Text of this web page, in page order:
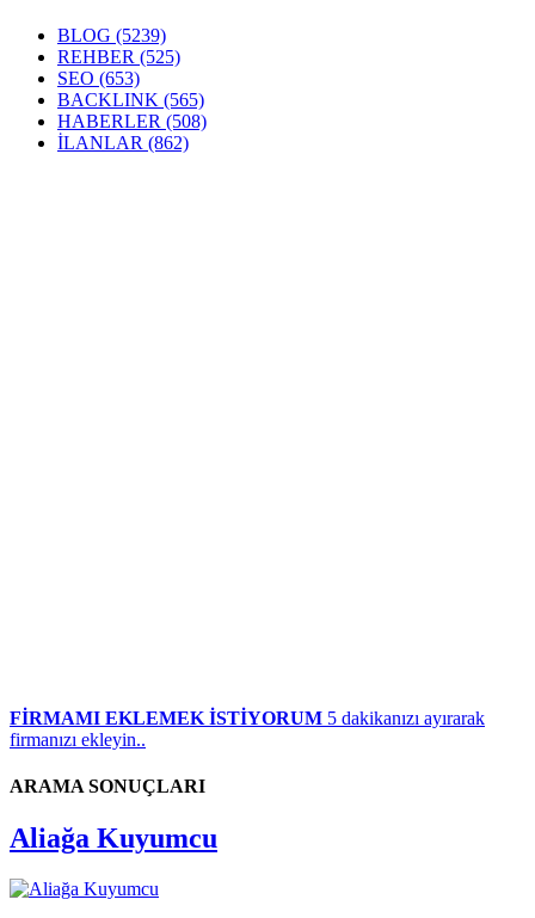
BLOG (5239)
REHBER (525)
SEO (653)
BACKLINK (565)
HABERLER (508)
İLANLAR (862)
FİRMAMI EKLEMEK İSTİYORUM 5 dakikanızı ayırarak
firmanızı ekleyin..
ARAMA SONUÇLARI
Aliağa Kuyumcu